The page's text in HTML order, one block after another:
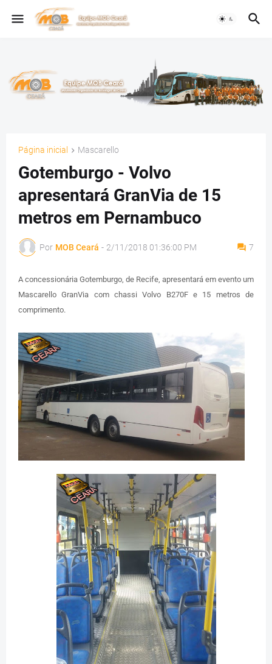
Página inicial Mascarello
Gotemburgo - Volvo
apresentará GranVia de 15
metros em Pernambuco
Por MOB Ceará - 2/11/2018 01:36:00 PM 7
A concessionária Gotemburgo, de Recife, apresentará em evento um
Mascarello GranVia com chassi Volvo B270F e 15 metros de
comprimento.